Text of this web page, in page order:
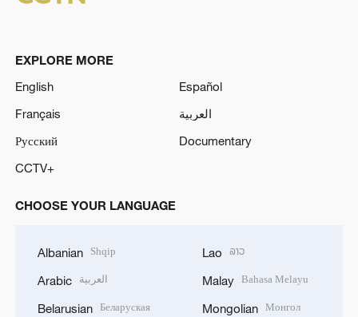
EXPLORE MORE
English
Español
Français
العربية
Русский
Documentary
CCTV+
CHOOSE YOUR LANGUAGE
Albanian Shqip
Arabic العربية
Belarusian Беларуская
Lao ລາວ
Malay Bahasa Melayu
Mongolian Монгол